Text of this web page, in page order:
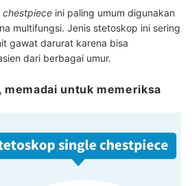
chestpiece ini paling umum digunakan
multifungsi. Jenis stetoskop ini sering
gawat darurat karena bisa
dari berbagai umur.
untuk memeriksa